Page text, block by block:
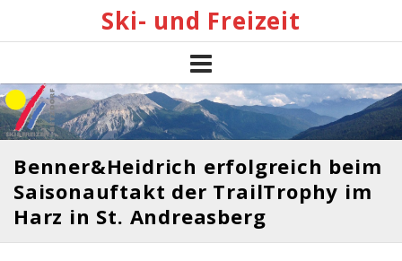
Ski- und Freizeit
Benner&Heidrich erfolgreich beim
Saisonauftakt der TrailTrophy im
Harz in St. Andreasberg